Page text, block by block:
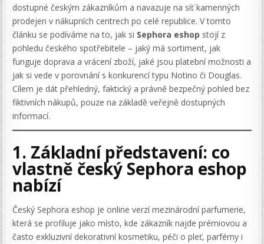
dostupné českým zákazníkům a navazuje na síť kamenných
prodejen v nákupních centrech po celé republice. V tomto
článku se podíváme na to, jak si Sephora eshop stojí z
pohledu českého spotřebitele – jaký má sortiment, jak
funguje doprava a vrácení zboží, jaké jsou platební možnosti a
jak si vede v porovnání s konkurencí typu Notino či Douglas.
Cílem je dát přehledný, faktický a právně bezpečný pohled bez
fiktivních nákupů, pouze na základě veřejně dostupných
informací.
1. Základní představení: co
vlastně český Sephora eshop
nabízí
Český Sephora eshop je online verzí mezinárodní parfumerie,
která se profiluje jako místo, kde zákazník najde prémiovou a
často exkluzivní dekorativní kosmetiku, péči o pleť, parfémy i